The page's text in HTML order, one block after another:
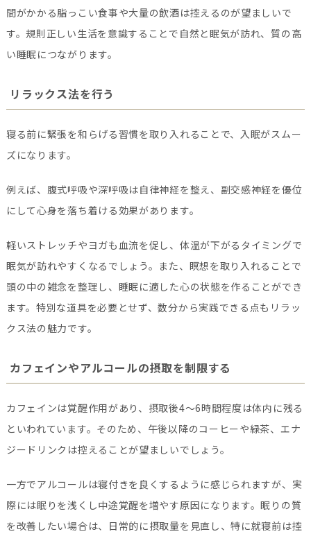
間がかかる脂っこい食事や大量の飲酒は控えるのが望ましいで
す。規則正しい生活を意識することで自然と眠気が訪れ、質の高
い睡眠につながります。
リラックス法を行う
寝る前に緊張を和らげる習慣を取り入れることで、入眠がスムー
ズになります。
例えば、腹式呼吸や深呼吸は自律神経を整え、副交感神経を優位
にして心身を落ち着ける効果があります。
軽いストレッチやヨガも血流を促し、体温が下がるタイミングで
眠気が訪れやすくなるでしょう。また、瞑想を取り入れることで
頭の中の雑念を整理し、睡眠に適した心の状態を作ることができ
ます。特別な道具を必要とせず、数分から実践できる点もリラッ
クス法の魅力です。
カフェインやアルコールの摂取を制限する
カフェインは覚醒作用があり、摂取後4〜6時間程度は体内に残る
といわれています。そのため、午後以降のコーヒーや緑茶、エナ
ジードリンクは控えることが望ましいでしょう。
一方でアルコールは寝付きを良くするように感じられますが、実
際には眠りを浅くし中途覚醒を増やす原因になります。眠りの質
を改善したい場合は、日常的に摂取量を見直し、特に就寝前は控